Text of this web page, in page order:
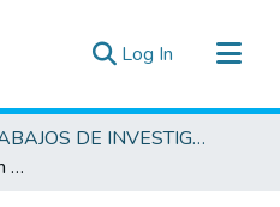
Log In (current)
TRABAJOS DE INVESTIGACIÓN
Campaña de comunicación estratégica que incentive un consumo sostenible en el sector hotelero de Oxapampa